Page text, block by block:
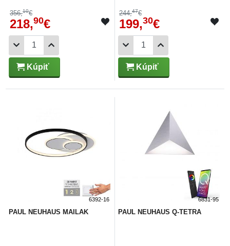
356,10€
218,90€
Kúpiť
244,47€
199,30€
Kúpiť
6392-16
PAUL NEUHAUS MAILAK
6831-95
PAUL NEUHAUS Q-TETRA